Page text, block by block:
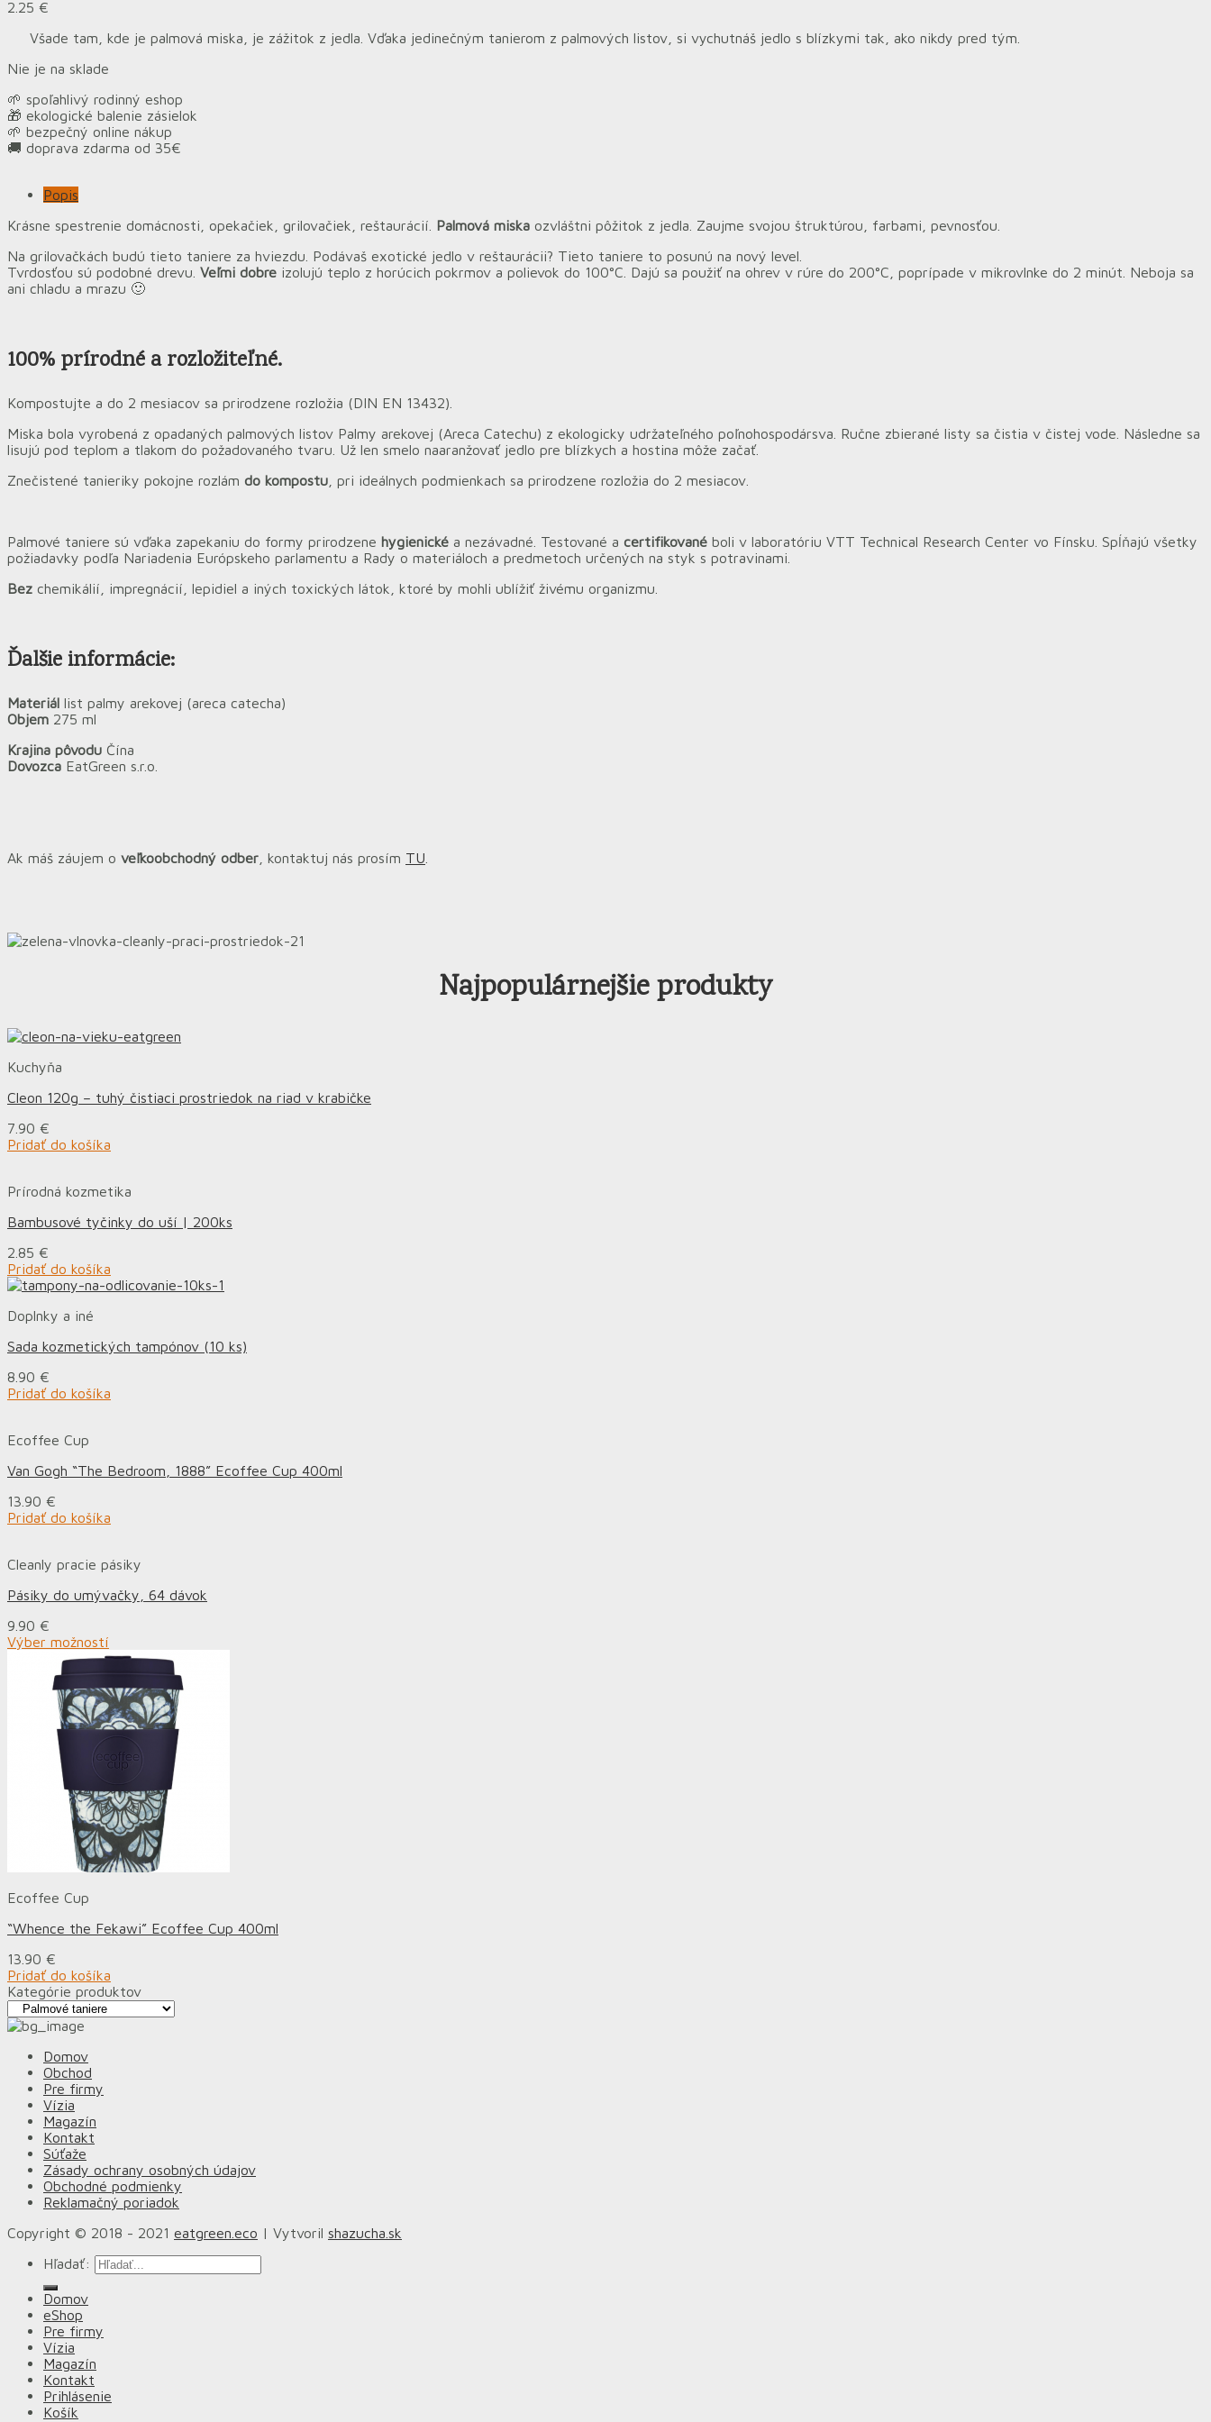
2.25 €
Všade tam, kde je palmová miska , je zážitok z jedla. Vďaka jedinečným tanierom z palmových listov, si vychutnáš jedlo s blízkymi tak, ako nikdy pred tým.
Nie je na sklade
🌱 spoľahlivý rodinný eshop
🎁 ekologické balenie zásielok
🌱 bezpečný online nákup
🚚 doprava zdarma od 35€
Popis
Krásne spestrenie domácnosti, opekačiek, grilovačiek, reštaurácií. Palmová miska ozvláštni pôžitok z jedla. Zaujme svojou štruktúrou, farbami, pevnosťou.
Na grilovačkách budú tieto taniere za hviezdu. Podávaš exotické jedlo v reštaurácii? Tieto taniere to posunú na nový level.
Tvrdosťou sú podobné drevu. Veľmi dobre izolujú teplo z horúcich pokrmov a polievok do 100°C. Dajú sa použiť na ohrev v rúre do 200°C, poprípade v mikrovlnke do 2 minút. Neboja sa
ani chladu a mrazu 🙂
100% prírodné a rozložiteľné.
Kompostujte a do 2 mesiacov sa prirodzene rozložia (DIN EN 13432).
Miska bola vyrobená z opadaných palmových listov Palmy arekovej (Areca Catechu) z ekologicky udržateľného poľnohospodársva. Ručne zbierané listy sa čistia v čistej vode. Následne sa
lisujú pod teplom a tlakom do požadovaného tvaru. Už len smelo naaranžovať jedlo pre blízkych a hostina môže začať.
Znečistené tanieriky pokojne rozlám do kompostu , pri ideálnych podmienkach sa prirodzene rozložia do 2 mesiacov.
Palmové taniere sú vďaka zapekaniu do formy prirodzene hygienické a nezávadné. Testované a certifikované boli v laboratóriu VTT Technical Research Center vo Fínsku. Spĺňajú všetky
požiadavky podľa Nariadenia Európskeho parlamentu a Rady o materiáloch a predmetoch určených na styk s potravinami.
Bez chemikálií, impregnácií, lepidiel a iných toxických látok, ktoré by mohli ublížiť živému organizmu.
Ďalšie informácie:
Materiál list palmy arekovej (areca catecha)
Objem 275 ml
Krajina pôvodu Čína
Dovozca EatGreen s.r.o.
Ak máš záujem o veľkoobchodný odber , kontaktuj nás prosím TU
Najpopulárnejšie produkty
Kuchyňa
Cleon 120g – tuhý čistiaci prostriedok na riad v krabičke
7.90 €
Pridať do košíka
Prírodná kozmetika
Bambusové tyčinky do uší | 200ks
2.85 €
Pridať do košíka
Doplnky a iné
Sada kozmetických tampónov (10 ks)
8.90 €
Pridať do košíka
Ecoffee Cup
Van Gogh “The Bedroom, 1888” Ecoffee Cup 400ml
13.90 €
Pridať do košíka
Cleanly pracie pásiky
Pásiky do umývačky, 64 dávok
9.90 €
Výber možností
Ecoffee Cup
“Whence the Fekawi” Ecoffee Cup 400ml
13.90 €
Pridať do košíka
Kategórie produktov
Domov
Obchod
Pre firmy
Vízia
Magazín
Kontakt
Súťaže
Zásady ochrany osobných údajov
Obchodné podmienky
Reklamačný poriadok
Copyright © 2018 - 2021 eatgreen.eco | Vytvoril shazucha.sk
Hľadať:
Domov
eShop
Pre firmy
Vízia
Magazín
Kontakt
Prihlásenie
Košík